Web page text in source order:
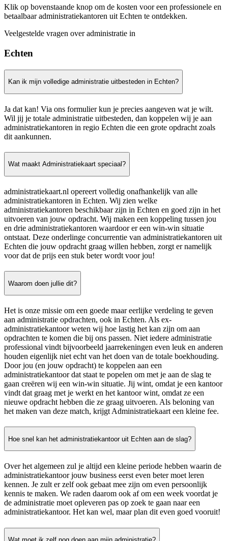
Klik op bovenstaande knop om de kosten voor een professionele en
betaalbaar administratiekantoren uit Echten te ontdekken.
Veelgestelde vragen over administratie in
Echten
Kan ik mijn volledige administratie uitbesteden in Echten?
Ja dat kan! Via ons formulier kun je precies aangeven wat je wilt.
Wil jij je totale administratie uitbesteden, dan koppelen wij je aan
administratiekantoren in regio Echten die een grote opdracht zoals
dit aankunnen.
Wat maakt Administratiekaart speciaal?
administratiekaart.nl opereert volledig onafhankelijk van alle
administratiekantoren in Echten. Wij zien welke
administratiekantoren beschikbaar zijn in Echten en goed zijn in het
uitvoeren van jouw opdracht. Wij maken een koppeling tussen jou
en drie administratiekantoren waardoor er een win-win situatie
ontstaat. Deze onderlinge concurrentie van administratiekantoren uit
Echten die jouw opdracht graag willen hebben, zorgt er namelijk
voor dat de prijs een stuk beter wordt voor jou!
Waarom doen jullie dit?
Het is onze missie om een goede maar eerlijke verdeling te geven
aan administratie opdrachten, ook in Echten. Als ex-
administratiekantoor weten wij hoe lastig het kan zijn om aan
opdrachten te komen die bij ons passen. Niet iedere administratie
professional vindt bijvoorbeeld jaarrekeningen even leuk en anderen
houden eigenlijk niet echt van het doen van de totale boekhouding.
Door jou (en jouw opdracht) te koppelen aan een
administratiekantoor dat staat te popelen om met je aan de slag te
gaan creëren wij een win-win situatie. Jij wint, omdat je een kantoor
vindt dat graag met je werkt en het kantoor wint, omdat ze een
nieuwe opdracht hebben die ze graag uitvoeren. Als beloning van
het maken van deze match, krijgt Administratiekaart een kleine fee.
Hoe snel kan het administratiekantoor uit Echten aan de slag?
Over het algemeen zul je altijd een kleine periode hebben waarin de
administratiekantoor jouw business eerst even beter moet leren
kennen. Je zult er zelf ook gebaat mee zijn om even persoonlijk
kennis te maken. We raden daarom ook af om een week voordat je
de administratie moet opleveren pas op zoek te gaan naar een
administratiekantoor. Het kan wel, maar plan dit even goed vooruit!